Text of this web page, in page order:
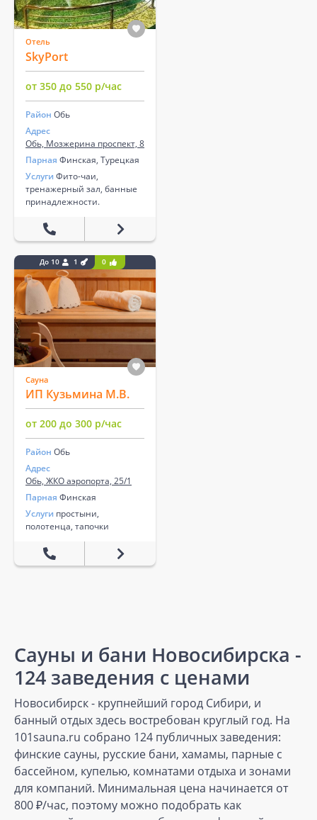
Отель
SkyPort
от 350 до 550 р/час
Район Обь
Адрес
Обь, Мозжерина проспект, 8
Парная Финская, Турецкая
Услуги Фито-чаи,
тренажерный зал, банные
принадлежности.
До 10 1 0
Сауна
ИП Кузьмина М.В.
от 200 до 300 р/час
Район Обь
Адрес
Обь, ЖКО аэропорта, 25/1
Парная Финская
Услуги простыни,
полотенца, тапочки
Сауны и бани Новосибирска -
124 заведения с ценами
Новосибирск - крупнейший город Сибири, и
банный отдых здесь востребован круглый год. На
101sauna.ru собрано 124 публичных заведения:
финские сауны, русские бани, хамамы, парные с
бассейном, купелью, комнатами отдыха и зонами
для компаний. Минимальная цена начинается от
800 ₽/час, поэтому можно подобрать как